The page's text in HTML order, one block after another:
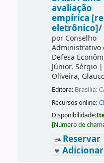
avaliação
empírica
eletrônico]/
por Conselho
Administrativo
Defesa
Júnior, Sérgio|
Oliveira,
Editora: Brasília:
Recursos online:
Disponibilidade:
[Número de
Reservar